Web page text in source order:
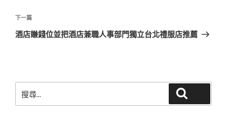
覽
章
下
一
下一篇
酒店賺錢位並把酒店兼職人事部門獨立台北禮服店推薦
尋